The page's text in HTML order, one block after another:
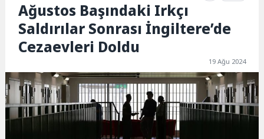
Ağustos Başındaki Irkçı
Saldırılar Sonrası İngiltere’de
Cezaevleri Doldu
19 Ağu 2024